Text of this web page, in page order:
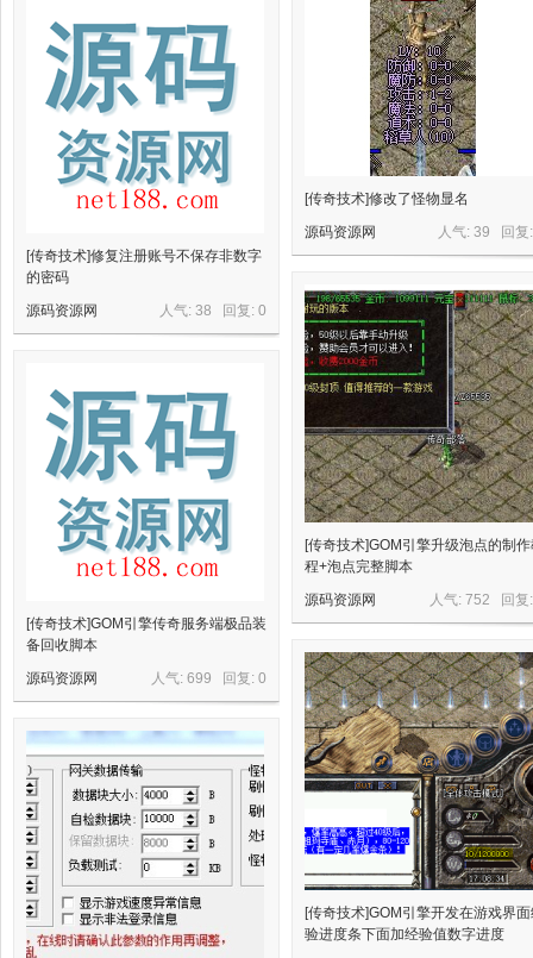
[传奇技术]修复注册账号不保存非数字
的密码
人气: 38 回复: 0
源码资源网
[传奇技术]修改了怪物显名
人气: 39 回
源码资源网
[传奇技术]GOM引擎升级泡点的制
程+泡点完整脚本
人气: 752 回
源码资源网
[传奇技术]GOM引擎传奇服务端极品装
备回收脚本
人气: 699 回复: 0
源码资源网
[传奇技术]GOM引擎开发在游戏界
验进度条下面加经验值数字进度